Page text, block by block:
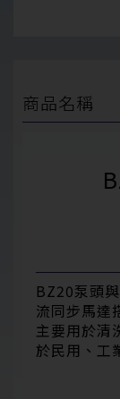
商品名稱
BZ20泵頭
流同步馬達
主要用於清
於民用、工